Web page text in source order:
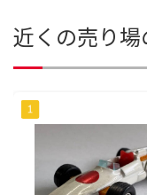
近くの売り場